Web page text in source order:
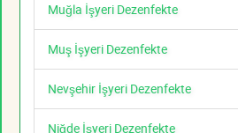
Muğla İşyeri Dezenfekte
Muş İşyeri Dezenfekte
Nevşehir İşyeri Dezenfekte
Niğde İşyeri Dezenfekte